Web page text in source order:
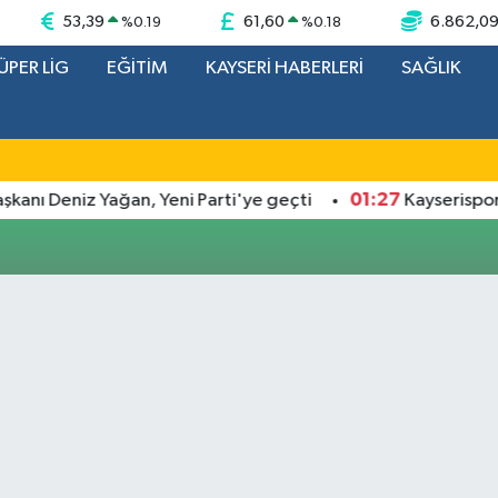
53,39 %0.19 61,60 %0.18 6.862,09
LİG EĞİTİM KAYSERİ HABERLERİ SAĞLIK
Deniz Yağan, Yeni Parti'ye geçti 01:27Kayserispor